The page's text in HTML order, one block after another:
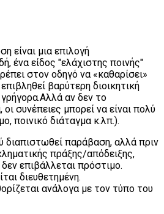
είναι μια επιλογή
ένα είδος "ελάχιστης ποινής"
στον οδηγό να «καθαρίσει»
βαρύτερη διοικητική
αν δεν το
συνέπειες μπορεί να είναι πολύ
ποινικό διάταγμα κ.λπ.).
διαπιστωθεί παράβαση, αλλά πριν
πράξης/απόδειξης,
επιβάλλεται πρόστιμο.
διευθετημένη.
ανάλογα με τον τύπο του